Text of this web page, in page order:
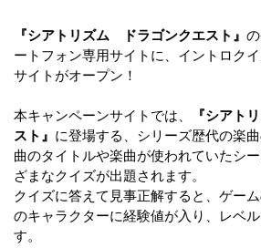
『シアトリズム ドラゴンクエスト』
ートフォン専用サイトに、イントロク
サイトがオープン！
本キャンペーンサイトでは、
『シアト
スト』 に登場する、シリーズ歴代の楽曲
曲のタイトルや楽曲が使われていたシ
ざまなクイズが出題されます。
クイズに答えて見事正解すると、ゲー
のキャラクターに経験値が入り、レベ
す。